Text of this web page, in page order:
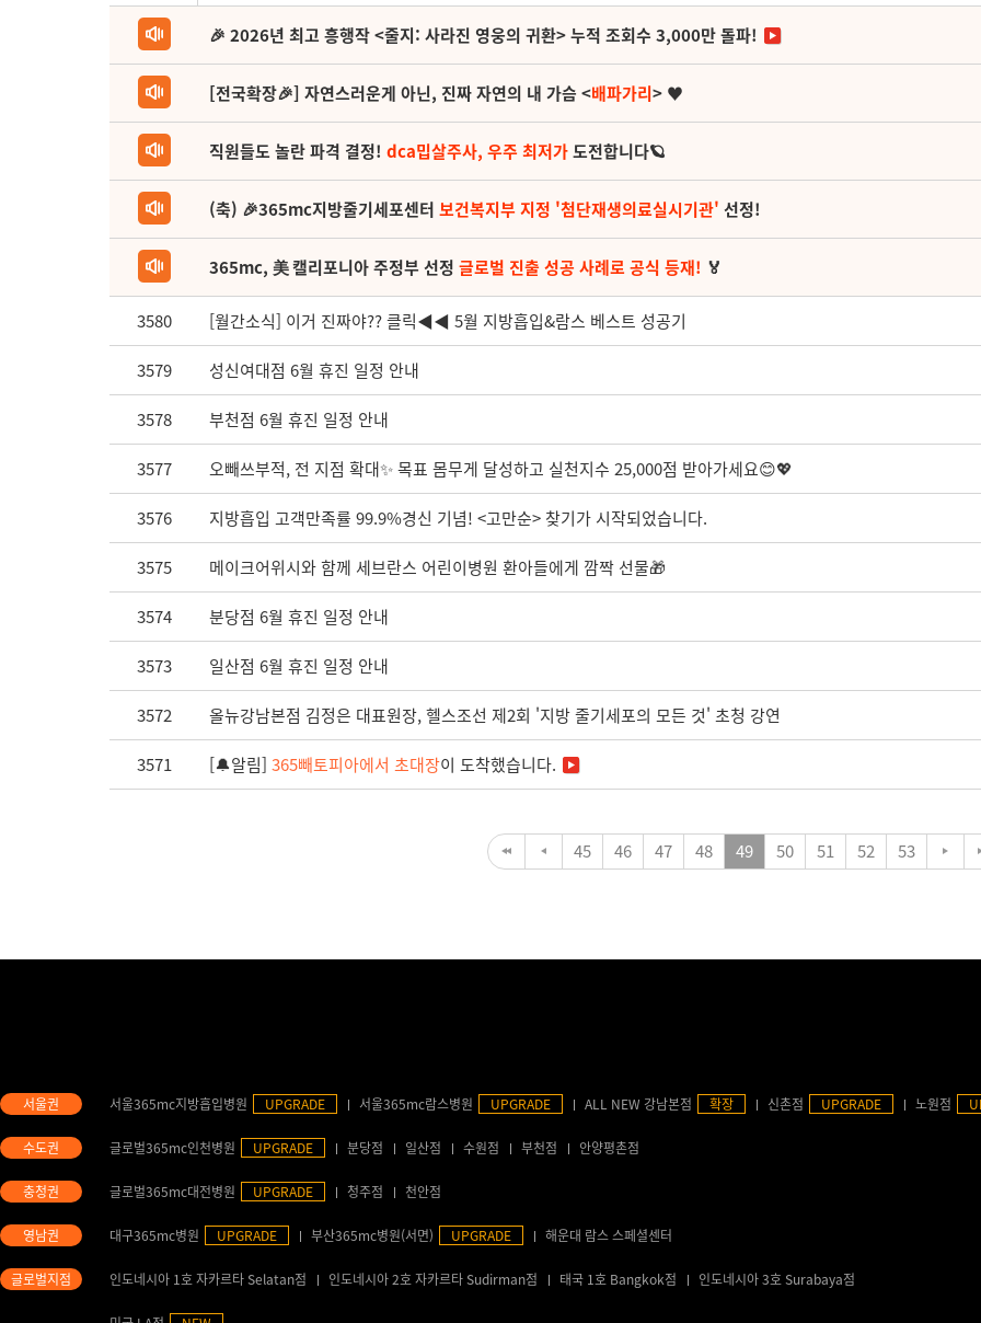
🎉 2026년 최고 흥행작 <줄지: 사라진 영웅의 귀환> 누적 조회수 3,000만 돌파!
[전국확장🎉] 자연스러운게 아닌, 진짜 자연의 내 가슴 <배파가리> ♥
직원들도 놀란 파격 결정! dca밉살주사, 우주 최저가도전합니다🪐
(축) 🎉365mc지방줄기세포센터 보건복지부 지정 '첨단재생의료실시기관' 선정!
365mc, 美 캘리포니아 주정부 선정 글로벌 진출 성공 사례로 공식 등재! 🏅
3580 [월간소식] 이거 진짜야?? 클릭◀◀ 5월 지방흡입&람스 베스트 성공기
3579 성신여대점 6월 휴진 일정 안내
3578 부천점 6월 휴진 일정 안내
3577 오빼쓰부적, 전 지점 확대✨ 목표 몸무게 달성하고 실천지수 25,000점 받아가세요😊💖
3576 지방흡입 고객만족률 99.9%경신 기념! <고만순> 찾기가 시작되었습니다.
3575 메이크어위시와 함께 세브란스 어린이병원 환아들에게 깜짝 선물🎁
3574 분당점 6월 휴진 일정 안내
3573 일산점 6월 휴진 일정 안내
3572 올뉴강남본점 김정은 대표원장, 헬스조선 제2회 '지방 줄기세포의 모든 것' 초청 강연
3571 [🔔알림] 365빼토피아에서 초대장이 도착했습니다.
45 46 47 48 49 50 51 52 53
서울365mc지방흡입병원 UPGRADE 서울365mc람스병원 UPGRADE ALL NEW 강남본점 확장 신촌점 UPGRADE 노원점
글로벌365mc인천병원 UPGRADE 분당점 일산점 수원점 부천점 안양평촌점
글로벌365mc대전병원 UPGRADE 청주점 천안점
대구365mc병원 UPGRADE 부산365mc병원(서면) UPGRADE 해운대 람스 스페셜센터
인도네시아 1호 자카르타 Selatan점 인도네시아 2호 자카르타 Sudirman점 태국 1호 Bangkok점 인도네시아 3호 Surabaya점